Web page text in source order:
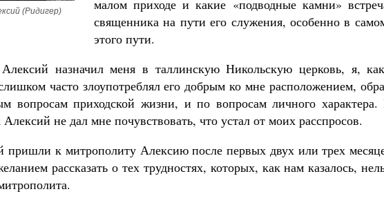
(Ридигер)
малом приходе и какие «подводные камни»
священника на пути его служения, особенно в
этого пути.
назначил меня в таллинскую Никольскую церковь, я,
часто злоупотреблял его добрым ко мне расположением,
вопросам приходской жизни, и по вопросам личного
Алексий не дал мне почувствовать, что устал от моих расспросов.
к митрополиту Алексию после первых двух или трех
рассказать о тех трудностях, которых, как нам казалось,
Кирилл Мурышев
Великомученик Георгий